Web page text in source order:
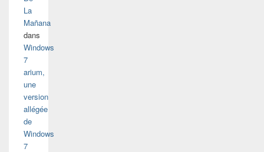
La
Mañana
dans
Windows
7
arium,
une
version
allégée
de
Windows
7